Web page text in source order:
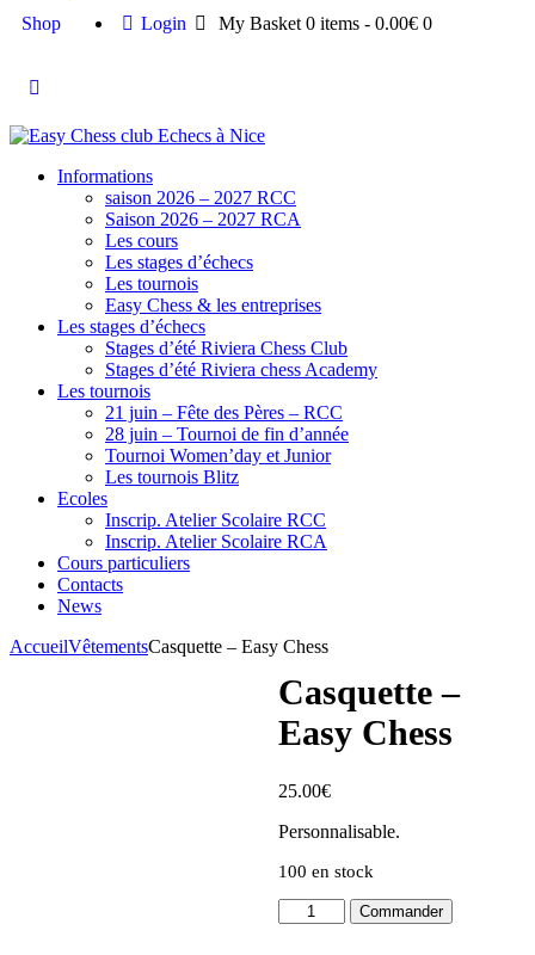
Shop Login My Basket 0 items- 0.00€ 0
Informations
saison 2026 – 2027 RCC
Saison 2026 – 2027 RCA
Les cours
Les stages d’échecs
Les tournois
Easy Chess & les entreprises
Les stages d’échecs
Stages d’été Riviera Chess Club
Stages d’été Riviera chess Academy
Les tournois
21 juin – Fête des Pères – RCC
28 juin – Tournoi de fin d’année
Tournoi Women’day et Junior
Les tournois Blitz
Ecoles
Inscrip. Atelier Scolaire RCC
Inscrip. Atelier Scolaire RCA
Cours particuliers
Contacts
News
AccueilVêtementsCasquette – Easy Chess
Casquette –
Easy Chess
25.00€
Personnalisable.
100 en stock
Commander